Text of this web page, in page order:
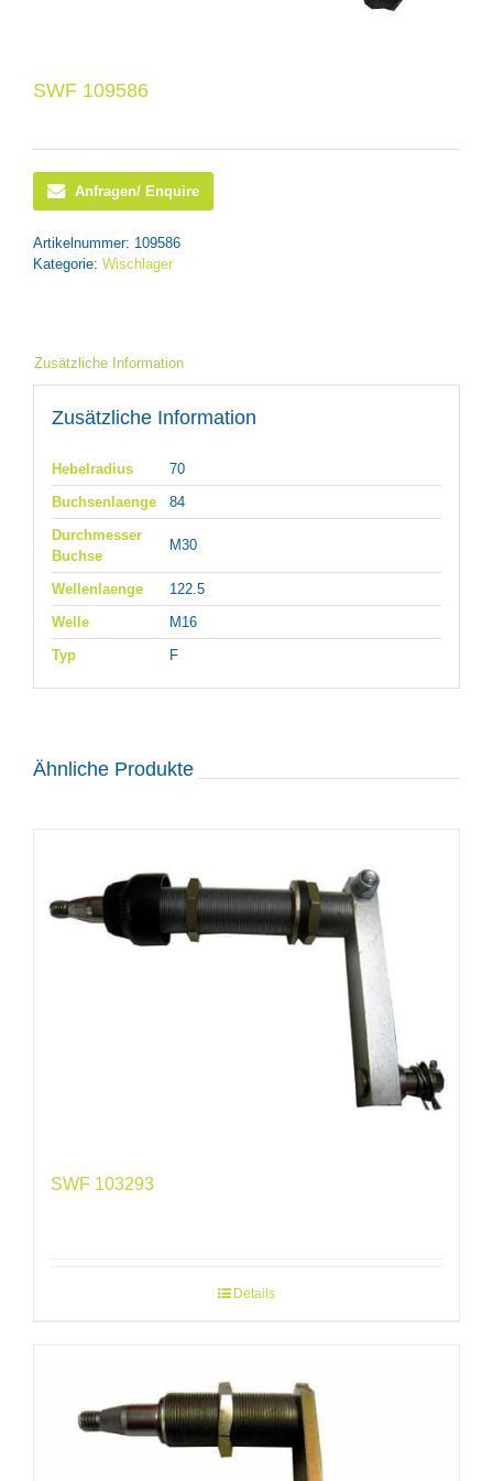
SWF 109586
Anfragen/ Enquire
Artikelnummer: 109586
Kategorie: Wischlager
Zusätzliche Information
Zusätzliche Information
Hebelradius
70
Buchsenlaenge
84
Durchmesser
Buchse
M30
Wellenlaenge
122.5
Welle
M16
Typ
F
Ähnliche Produkte
SWF 103293
Details